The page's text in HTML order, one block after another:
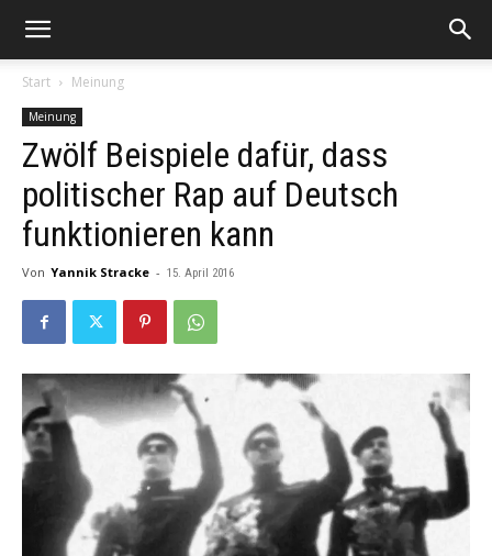
Start Meinung
Meinung
Zwölf Beispiele dafür, dass
politischer Rap auf Deutsch
funktionieren kann
Von Yannik Stracke - 15. April 2016